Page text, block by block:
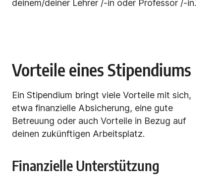
deinem/deiner Lehrer /-in oder Professor /-in.
Vorteile eines Stipendiums
Ein Stipendium bringt viele Vorteile mit sich,
etwa finanzielle Absicherung, eine gute
Betreuung oder auch Vorteile in Bezug auf
deinen zukünftigen Arbeitsplatz.
Finanzielle Unterstützung